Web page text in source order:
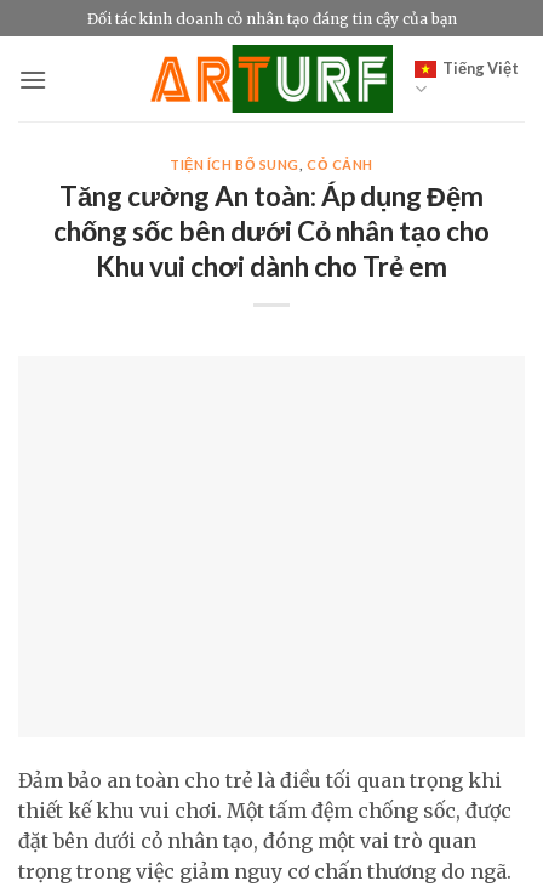
qua
nội
Đối tác kinh doanh cỏ nhân tạo đáng tin cậy của bạn
Tiếng Việt
TIỆN ÍCH BỔ SUNG ,CỎ CẢNH
Tăng cường An toàn: Áp dụng Đệm
chống sốc bên dưới Cỏ nhân tạo cho
Khu vui chơi dành cho Trẻ em
Đảm bảo an toàn cho trẻ là điều tối quan trọng khi
thiết kế khu vui chơi. Một tấm đệm chống sốc, được
đặt bên dưới cỏ nhân tạo, đóng một vai trò quan
trọng trong việc giảm nguy cơ chấn thương do ngã.